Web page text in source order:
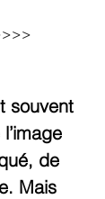
souvent
de
Mais